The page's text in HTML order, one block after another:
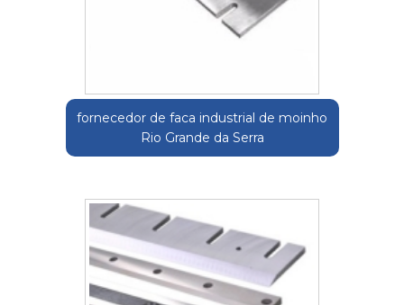
fornecedor de faca industrial de moinho
Rio Grande da Serra